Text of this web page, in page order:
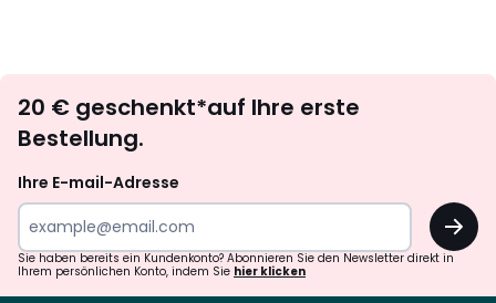
abonnieren
20 € geschenkt*auf Ihre erste
Bestellung.
Ihre E-mail-Adresse
OK
Sie haben bereits ein Kundenkonto? Abonnieren Sie den Newsletter direkt in
Ihrem persönlichen Konto, indem Sie hier klicken